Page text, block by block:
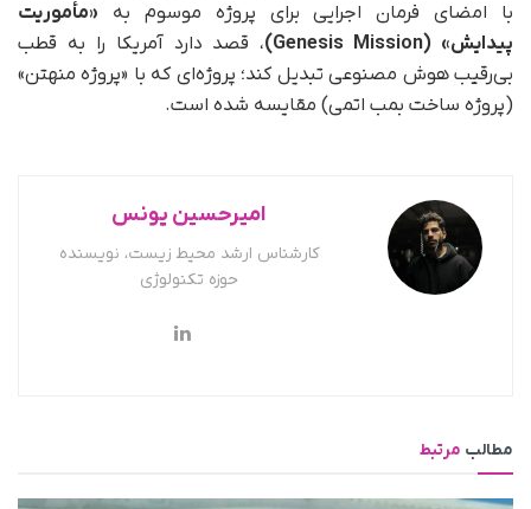
با امضای فرمان اجرایی برای پروژه موسوم به «مأموریت
پیدایش» (Genesis Mission)
، قصد دارد آمریکا را به قطب
بی‌رقیب هوش مصنوعی تبدیل کند؛ پروژه‌ای که با «پروژه منهتن»
(پروژه ساخت بمب اتمی) مقایسه شده است.
امیرحسین یونس
کارشناس ارشد محیط زیست، نویسنده
حوزه تکنولوژی
مطالب مرتبط